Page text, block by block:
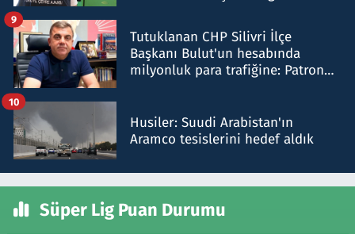
Tutuklanan CHP Silivri İlçe
Başkanı Bulut'un hesabında
milyonluk para trafiğine: Patron
9
Husiler: Suudi Arabistan'ın
Aramco tesislerini hedef aldık
10
Süper Lig Puan Durumu